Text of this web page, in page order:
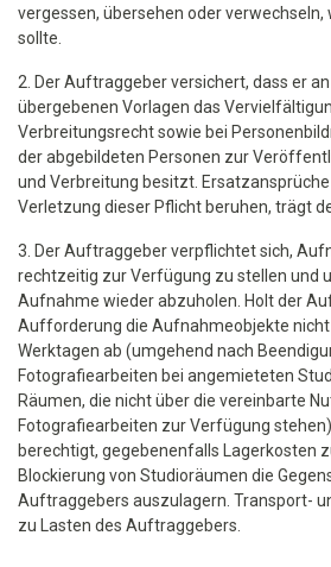
vergessen, übersehen oder verwechseln,
sollte.
2. Der Auftraggeber versichert, dass er
übergebenen Vorlagen das
Verbreitungsrecht sowie bei
der abgebildeten Personen zur
und Verbreitung besitzt.
Verletzung dieser Pflicht beruhen, trägt
3. Der Auftraggeber verpflichtet sich,
rechtzeitig zur Verfügung zu stellen und
Aufnahme wieder abzuholen. Holt der
Aufforderung die Aufnahmeobjekte
Werktagen ab (umgehend nach
Fotografiearbeiten bei angemieteten
Räumen, die nicht über die vereinbarte
Fotografiearbeiten zur Verfügung
berechtigt, gegebenenfalls Lagerkosten
Blockierung von Studioräumen die
Auftraggebers auszulagern. Transport-
zu Lasten des Auftraggebers.